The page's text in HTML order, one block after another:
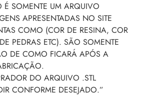
É SOMENTE UM ARQUIVO
APRESENTADAS NO SITE
COMO (COR DE RESINA, COR
PEDRAS ETC). SÃO SOMENTE
DE COMO FICARÁ APÓS A
DO ARQUIVO .STL
CONFORME DESEJADO.”